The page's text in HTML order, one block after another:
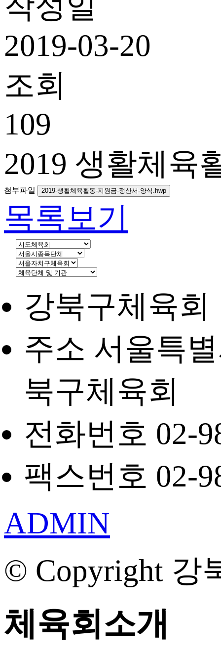
2019-03-20
조회
109
2019 생활체육
첨부파일 2019-생활체육활동-지원금-정산서-양식.hwp
목록보기
강북구체육회
주소 서울특
북구체육회
전화번호 02-
팩스번호 02-
ADMIN
© Copyright 강
체육회소개